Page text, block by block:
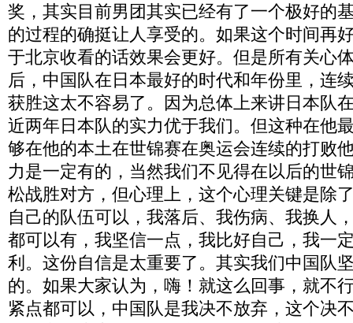
奖，其实目前男团其实已经有了一个极好的
的过程的确挺让人享受的。如果这个时间再
于北京收看的话效果会更好。但是所有关心
后，中国队在日本最好的时代和年份里，连
获胜这太不容易了。因为总体上来讲日本队
近两年日本队的实力优于我们。但这种在他
够在他的本土在世锦赛在奥运会连续的打败
力是一定有的，当然我们不见得在以后的世
松战胜对方，但心理上，这个心理关键是除
自己的队伍可以，我落后、我伤病、我换人
都可以有，我坚信一点，我比好自己，我一
利。这份自信是太重要了。其实我们中国队
的。如果大家认为，嗨！就这么回事，就不
紧点都可以，中国队是我决不放弃，这个决